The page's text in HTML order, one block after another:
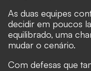
As duas equipes
decidir em poucos
equilibrado, uma
mudar o cenário.
Com defesas que